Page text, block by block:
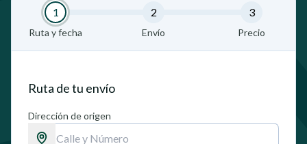
1
Ruta y fecha
2
Envío
3
Precio
Ruta de tu envío
Dirección de origen